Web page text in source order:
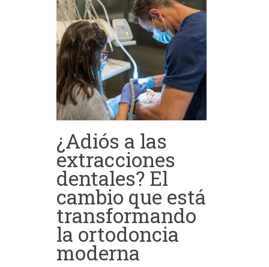
¿Adiós a las
extracciones
dentales? El
cambio que está
transformando
la ortodoncia
moderna